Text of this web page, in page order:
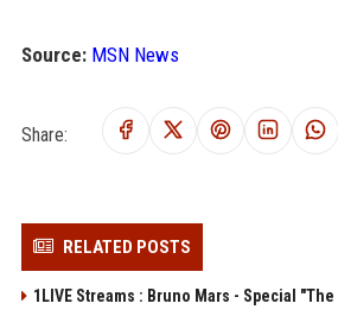
Source: MSN News
Share:
RELATED POSTS
1LIVE Streams : Bruno Mars - Special "The